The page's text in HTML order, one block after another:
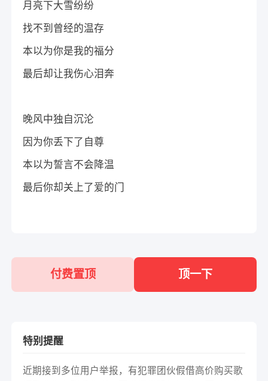
月亮下大雪纷纷
找不到曾经的温存
本以为你是我的福分
最后却让我伤心泪奔
晚风中独自沉沦
因为你丢下了自尊
本以为誓言不会降温
最后你却关上了爱的门
付费置顶 顶一下
特别提醒
近期接到多位用户举报，有犯罪团伙假借高价购买歌